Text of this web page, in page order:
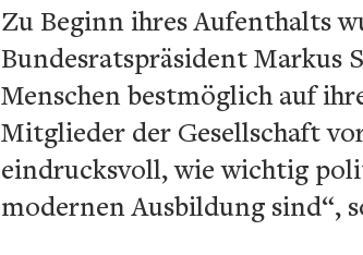
Zu Beginn ihres Aufenthalts
Bundesratspräsident Markus
Menschen bestmöglich auf
Mitglieder der Gesellschaft
eindrucksvoll, wie wichtig
modernen Ausbildung sind“,